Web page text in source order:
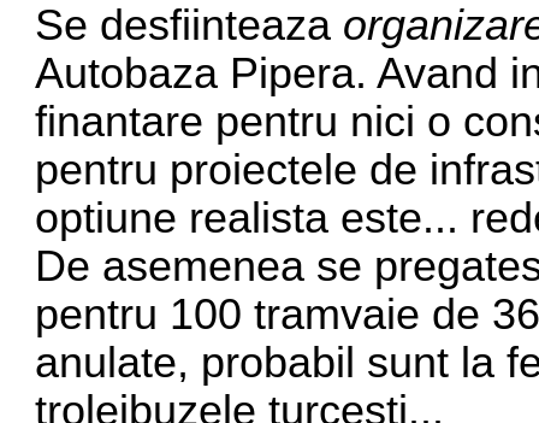
Se desfiinteaza
Autobaza Pipera. Avand
finantare pentru nici o
pentru proiectele de
optiune realista este...
De asemenea se
pentru 100 tramvaie de
anulate, probabil sunt la
troleibuzele turcesti...